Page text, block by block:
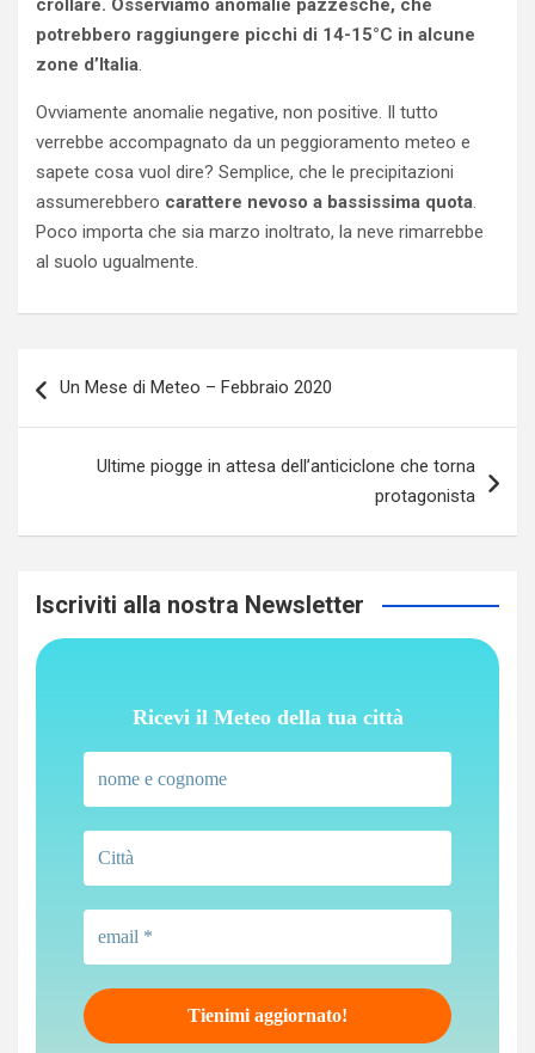
crollare. Osserviamo anomalie pazzesche, che
potrebbero raggiungere picchi di 14-15°C in alcune
zone d’Italia.
Ovviamente anomalie negative, non positive. Il tutto
verrebbe accompagnato da un peggioramento meteo e
sapete cosa vuol dire? Semplice, che le precipitazioni
assumerebbero carattere nevoso a bassissima quota.
Poco importa che sia marzo inoltrato, la neve rimarrebbe
al suolo ugualmente.
articoli
Un Mese di Meteo – Febbraio 2020
Ultime piogge in attesa dell’anticiclone che torna
protagonista
Iscriviti alla nostra Newsletter
Ricevi il Meteo della tua città